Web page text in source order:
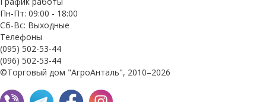
Пн-Пт: 09:00 - 18:00
Сб-Вс: Выходные
Телефоны
(095) 502-53-44
(096) 502-53-44
©Торговый дом "АгроАнталь", 2010–2026